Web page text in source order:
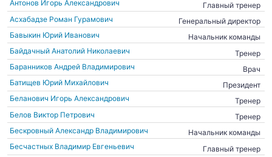
Антонов Игорь Александрович
Главный тренер
Асхабадзе Роман Гурамович
Генеральный директор
Бавыкин Юрий Иванович
Начальник команды
Байдачный Анатолий Николаевич
Тренер
Баранников Андрей Владимирович
Врач
Батищев Юрий Михайлович
Президент
Беланович Игорь Александрович
Тренер
Белов Виктор Петрович
Тренер
Бескровный Александр Владимирович
Начальник команды
Бесчастных Владимир Евгеньевич
Главный тренер